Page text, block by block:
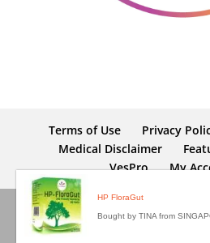
Terms of Use Privacy
Medical Disclaimer
VesPro
My
Copyright © 2026 Dynamic
No: 653945-M. All rights
HP FloraGut
Bought by TINA from